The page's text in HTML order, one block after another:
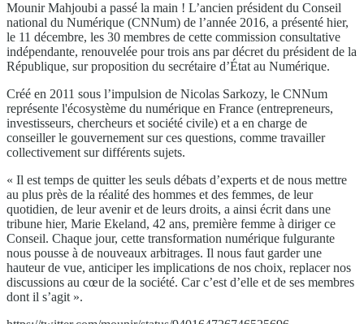
Mounir Mahjoubi a passé la main ! L’ancien président du Conseil
national du Numérique (CNNum) de l’année 2016, a présenté hier,
le 11 décembre, les 30 membres de cette commission consultative
indépendante, renouvelée pour trois ans par décret du président de la
République, sur proposition du secrétaire d’État au Numérique.
Créé en 2011 sous l’impulsion de Nicolas Sarkozy, le CNNum
représente l'écosystème du numérique en France (entrepreneurs,
investisseurs, chercheurs et société civile) et a en charge de
conseiller le gouvernement sur ces questions, comme travailler
collectivement sur différents sujets.
« Il est temps de quitter les seuls débats d’experts et de nous mettre
au plus près de la réalité des hommes et des femmes, de leur
quotidien, de leur avenir et de leurs droits, a ainsi écrit dans une
tribune hier, Marie Ekeland, 42 ans, première femme à diriger ce
Conseil. Chaque jour, cette transformation numérique fulgurante
nous pousse à de nouveaux arbitrages. Il nous faut garder une
hauteur de vue, anticiper les implications de nos choix, replacer nos
discussions au cœur de la société. Car c’est d’elle et de ses membres
dont il s’agit ».